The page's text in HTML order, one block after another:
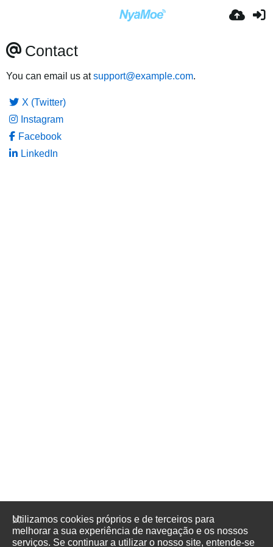
Contact
You can email us atsupport@example.com.
X (Twitter)
Instagram
Facebook
LinkedIn
Utilizamos cookies próprios e de terceiros para
melhorar a sua experiência de navegação e os nossos
serviços. Se continuar a utilizar o nosso site, entende-se